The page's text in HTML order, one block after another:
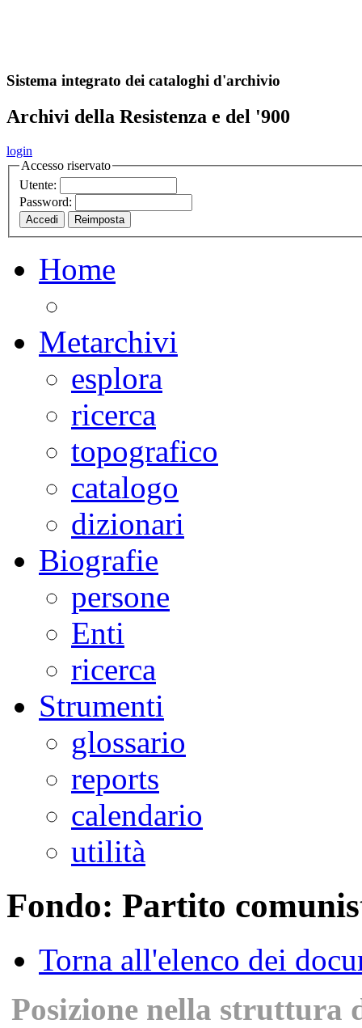
Sistema integrato dei cataloghi d'archivio
Archivi della Resistenza e del '900
login
Accesso riservato
Utente:
Password:
Home
Metarchivi
esplora
ricerca
topografico
catalogo
dizionari
Biografie
persone
Enti
ricerca
Strumenti
glossario
reports
calendario
utilità
Fondo: Partito
Torna all'elenco dei
Posizione nella struttura